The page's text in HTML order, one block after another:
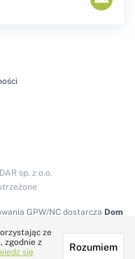
GPW/NC dostarcza Dom
sp. z o.o.
ze
zgodnie z
się
Rozumiem